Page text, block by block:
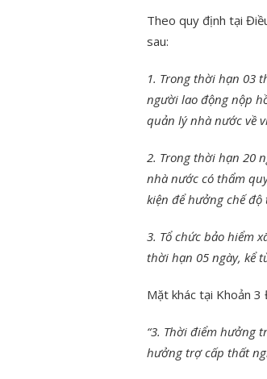
Theo quy định tại
sau:
1. Trong thời hạn 03
người lao động nộp
quản lý nhà nước về
2. Trong thời hạn 20
nhà nước có thẩm
kiện để hưởng chế
3. Tổ chức bảo hiểm
thời hạn 05 ngày, kể
Mặt khác tại Khoản
“3. Thời điểm hưởng
hưởng trợ cấp thất